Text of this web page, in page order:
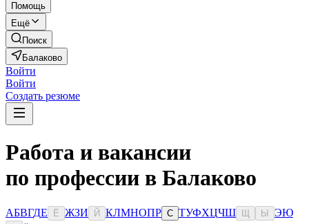
Помощь
Ещё
Поиск
Балаково
Войти
Войти
Создать резюме
Работа и вакансии
по профессии в Балаково
АБВГДЕ Ё ЖЗИ Й КЛМНОПР С ТУФХЦЧШ Ы ЭЮ